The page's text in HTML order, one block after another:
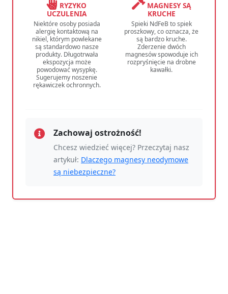
RYZYKO
UCZULENIA
Niektóre osoby posiada
alergię kontaktową na
nikiel, którym powlekane
są standardowo nasze
produkty. Długotrwała
ekspozycja może
powodować wysypkę.
Sugerujemy noszenie
rękawiczek ochronnych.
MAGNESY SĄ
KRUCHE
Spieki NdFeB to spiek
proszkowy, co oznacza, że
są bardzo kruche.
Zderzenie dwóch
magnesów spowoduje ich
rozpryśnięcie na drobne
kawałki.
Zachowaj ostrożność!
Chcesz wiedzieć więcej? Przeczytaj nasz
artykuł: Dlaczego magnesy neodymowe
są niebezpieczne?